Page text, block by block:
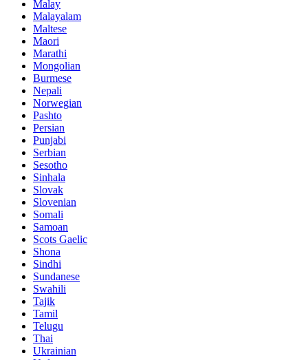
Malay
Malayalam
Maltese
Maori
Marathi
Mongolian
Burmese
Nepali
Norwegian
Pashto
Persian
Punjabi
Serbian
Sesotho
Sinhala
Slovak
Slovenian
Somali
Samoan
Scots Gaelic
Shona
Sindhi
Sundanese
Swahili
Tajik
Tamil
Telugu
Thai
Ukrainian